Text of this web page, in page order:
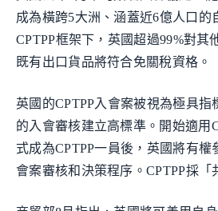
成為橫跨5大洲、涵蓋近6億人口的
CPTPP框架下，英國超過99%對其
既有出口貨品將符合免關稅資格。
英國的CPTPP入會案被視為極具指
的入會審核建立高標準。開始適用
式成為CPTPP一員後，英國將有權
會案審核和決策程序。CPTPP採「